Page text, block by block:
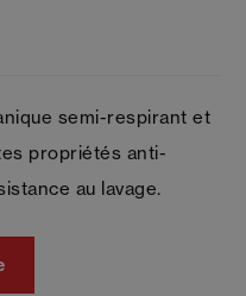
semi-respirant et
propriétés anti-
au lavage.